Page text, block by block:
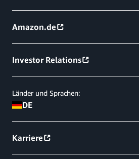
Amazon.de
Investor Relations
Länder und Sprachen:
DE
Karriere